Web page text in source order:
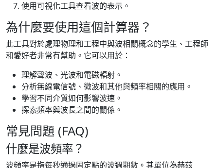
使用可視化工具查看波的表示。
為什麼要使用這個計算器？
此工具對於處理物理和工程中與波相關概念的學生、工程師
和愛好者非常有幫助。它可以用於：
理解聲波、光波和電磁輻射。
分析無線電信號、微波和其他與頻率相關的應用。
學習不同介質如何影響波速。
探索頻率與波長之間的關係。
常見問題 (FAQ)
什麼是波頻率？
波頻率是指每秒通過固定點的波週期數。其單位為赫茲